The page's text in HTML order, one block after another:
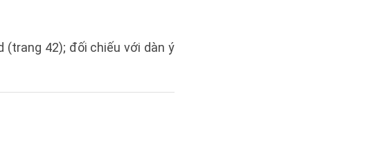
(trang 42); đối chiếu với dàn ý